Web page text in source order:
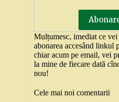
Mulțumesc, imediat ce
abonarea accesând linkul
chiar acum pe email, vei
la mine de fiecare dată
nou!
Cele mai noi comentarii